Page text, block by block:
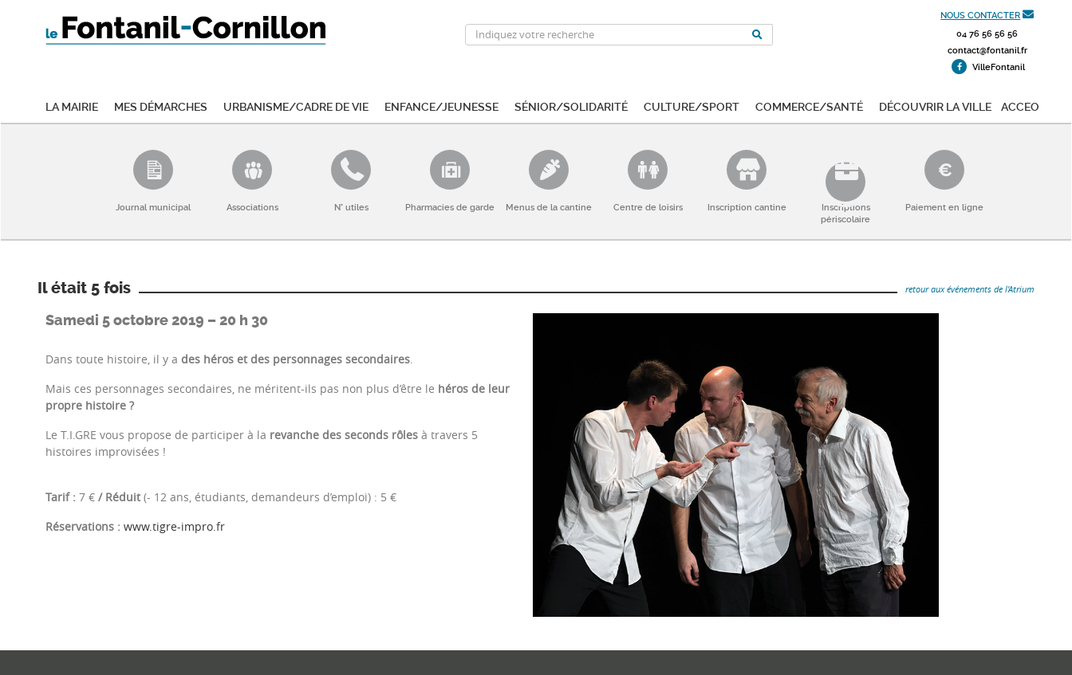
NOUS CONTACTER
04 76 56 56 56
contact@fontanil.fr
VilleFontanil
La mairie Mes démarches Urbanisme/Cadre de vie Enfance/Jeunesse Sénior/Solidarité Culture/Sport Commerce/Santé Découvrir la ville ACCEO
Journal municipal Associations N° utiles Pharmacies de garde Menus de la cantine Centre de loisirs Inscription cantine
Inscriptions
périscolaire
Paiement en ligne
Il était 5 fois retour aux événements de l'Atrium
Samedi 5 octobre 2019 – 20 h 30
Dans toute histoire, il y a des héros et des personnages secondaires
Mais ces personnages secondaires, ne méritent-ils pas non plus d’être le héros de leur
propre histoire ?
Le T.I.GRE vous propose de participer à la revanche des seconds rôles à travers 5
histoires improvisées !
Tarif : 7 € / Réduit (- 12 ans, étudiants, demandeurs d’emploi) : 5 €
Réservations : www.tigre-impro.fr